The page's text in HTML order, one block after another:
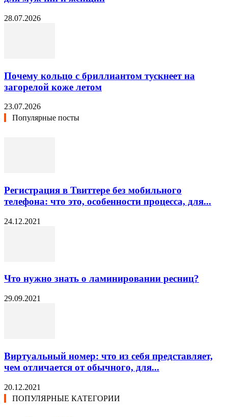
28.07.2026
Почему кольцо с бриллиантом тускнеет на
загорелой коже летом
23.07.2026
Популярные посты
Регистрация в Твиттере без мобильного
телефона: что это, особенности процесса, для...
24.12.2021
Что нужно знать о ламинировании ресниц?
29.09.2021
Виртуальный номер: что из себя представляет,
чем отличается от обычного, для...
20.12.2021
ПОПУЛЯРНЫЕ КАТЕГОРИИ